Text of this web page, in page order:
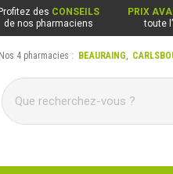
Profitez des CONSEILS
de nos pharmaciens
PRIX
toute
Yvoir, Anseremme
Nos 4 pharmacies : BEAURAING,